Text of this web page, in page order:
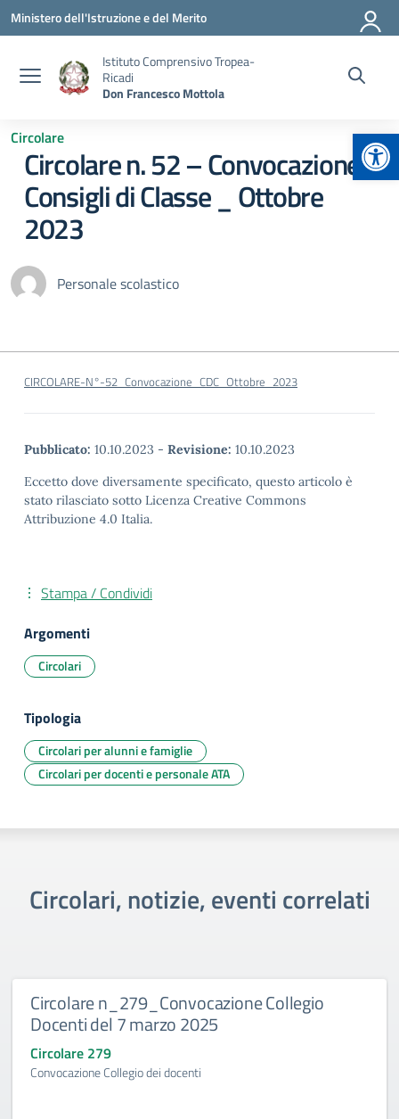
Vai ai contenuti
Vai al menu di navigazione
Vai al footer
Ministero dell'Istruzione e del Merito
Istituto Comprensivo Tropea-
Ricadi
Don Francesco Mottola
Circolare
Circolare n. 52 – Convocazione
Consigli di Classe _ Ottobre
2023
Personale scolastico
CIRCOLARE-N°-52_Convocazione_CDC_Ottobre_2023
Pubblicato: 10.10.2023 - Revisione: 10.10.2023
Eccetto dove diversamente specificato, questo articolo è
stato rilasciato sotto Licenza Creative Commons
Attribuzione 4.0 Italia.
Stampa / Condividi
Argomenti
Circolari
Tipologia
Circolari per alunni e famiglie
Circolari per docenti e personale ATA
Circolari, notizie, eventi correlati
Circolare n_279_Convocazione Collegio
Docenti del 7 marzo 2025
Circolare 279
Convocazione Collegio dei docenti